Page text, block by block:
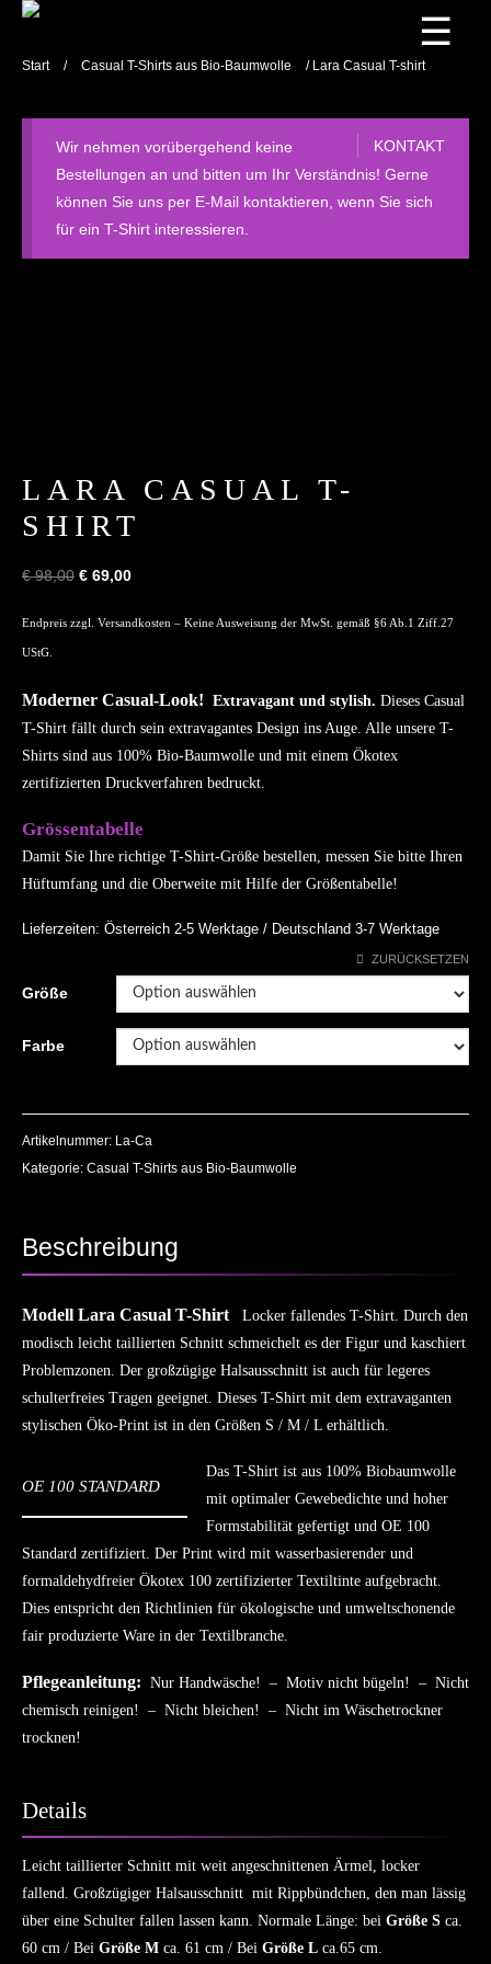
☰
Start / Casual T-Shirts aus Bio-Baumwolle / Lara Casual T-shirt
KONTAKT
Wir nehmen vorübergehend keine
Bestellungen an und bitten um Ihr Verständnis! Gerne
können Sie uns per E-Mail kontaktieren, wenn Sie sich
für ein T-Shirt interessieren.
LARA CASUAL T-
SHIRT
€98,00 Ursprünglicher
war:
€69,00Aktueller
ist:
Endpreis zzgl. Versandkosten – Keine Ausweisung der MwSt. gemäß §6 Ab.1 Ziff.27
UStG.
Moderner Casual-Look! Extravagant und stylish. Dieses Casual
T-Shirt fällt durch sein extravagantes Design ins Auge. Alle unsere T-
Shirts sind aus 100% Bio-Baumwolle und mit einem Ökotex
zertifizierten Druckverfahren bedruckt.
Grössentabelle
Damit Sie Ihre richtige T-Shirt-Größe bestellen, messen Sie bitte Ihren
Hüftumfang und die Oberweite mit Hilfe der Größentabelle!
Lieferzeiten: Österreich 2-5 Werktage / Deutschland 3-7 Werktage
Größe
Farbe
ZURÜCKSETZEN
Artikelnummer: La-Ca
Kategorie: Casual T-Shirts aus Bio-Baumwolle
Beschreibung
Modell Lara Casual T-ShirtLocker fallendes T-Shirt. Durch den
modisch leicht taillierten Schnitt schmeichelt es der Figur und kaschiert
Problemzonen. Der großzügige Halsausschnitt ist auch für legeres
schulterfreies Tragen geeignet. Dieses T-Shirt mit dem extravaganten
stylischen Öko-Print ist in den Größen S / M / L erhältlich.
OE 100 STANDARD
Das T-Shirt ist aus 100% Biobaumwolle
mit optimaler Gewebedichte und hoher
Formstabilität gefertigt und OE 100
Standard zertifiziert. Der Print wird mit wasserbasierender und
formaldehydfreier Ökotex 100 zertifizierter Textiltinte aufgebracht.
Dies entspricht den Richtlinien für ökologische und umweltschonende
fair produzierte Ware in der Textilbranche.
Pflegeanleitung: Nur Handwäsche! – Motiv nicht bügeln! – Nicht
chemisch reinigen! – Nicht bleichen! – Nicht im Wäschetrockner
trocknen!
Details
Leicht taillierter Schnitt mit weit angeschnittenen Ärmel, locker
fallend. Großzügiger Halsausschnitt mit Rippbündchen, den man lässig
über eine Schulter fallen lassen kann. Normale Länge: bei Größe Sca.
60 cm / Bei Größe Mca. 61 cm / Bei Größe Lca.65 cm.